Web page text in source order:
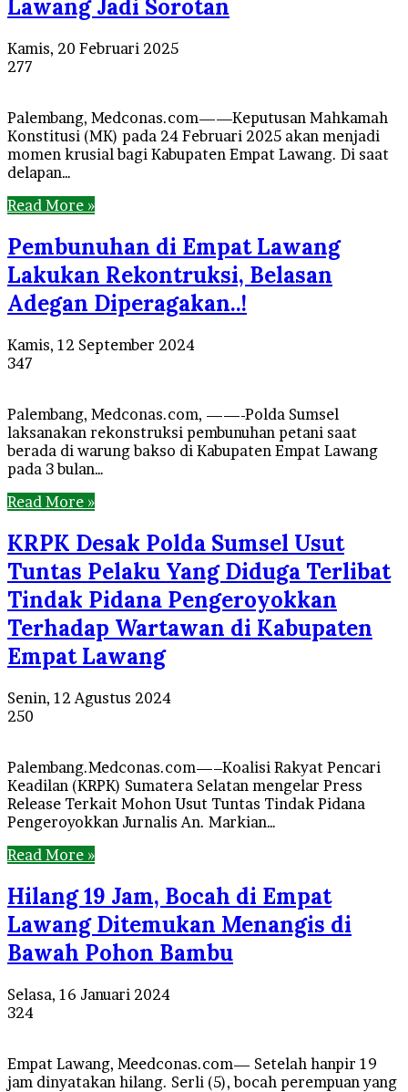
Lawang Jadi Sorotan
Kamis, 20 Februari 2025
277
Palembang, Medconas.com——Keputusan Mahkamah
Konstitusi (MK) pada 24 Februari 2025 akan menjadi
momen krusial bagi Kabupaten Empat Lawang. Di saat
delapan…
Read More »
Pembunuhan di Empat Lawang
Lakukan Rekontruksi, Belasan
Adegan Diperagakan..!
Kamis, 12 September 2024
347
Palembang, Medconas.com, ——-Polda Sumsel
laksanakan rekonstruksi pembunuhan petani saat
berada di warung bakso di Kabupaten Empat Lawang
pada 3 bulan…
Read More »
KRPK Desak Polda Sumsel Usut
Tuntas Pelaku Yang Diduga Terlibat
Tindak Pidana Pengeroyokkan
Terhadap Wartawan di Kabupaten
Empat Lawang
Senin, 12 Agustus 2024
250
Palembang.Medconas.com—–Koalisi Rakyat Pencari
Keadilan (KRPK) Sumatera Selatan mengelar Press
Release Terkait Mohon Usut Tuntas Tindak Pidana
Pengeroyokkan Jurnalis An. Markian…
Read More »
Hilang 19 Jam, Bocah di Empat
Lawang Ditemukan Menangis di
Bawah Pohon Bambu
Selasa, 16 Januari 2024
324
Empat Lawang, Meedconas.com— Setelah hanpir 19
jam dinyatakan hilang. Serli (5), bocah perempuan yang